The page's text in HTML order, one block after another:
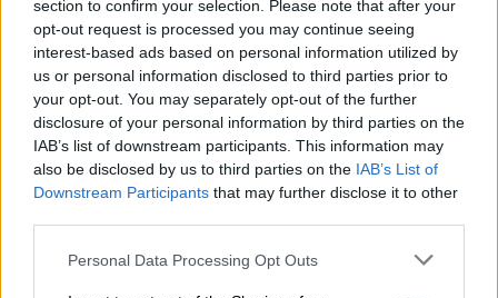
section to confirm your selection. Please note that after your
opt-out request is processed you may continue seeing
interest-based ads based on personal information utilized by
us or personal information disclosed to third parties prior to
your opt-out. You may separately opt-out of the further
disclosure of your personal information by third parties on the
IAB’s list of downstream participants. This information may
also be disclosed by us to third parties on the IAB’s List of
Downstream Participants that may further disclose it to other
Please note that this website/app uses one or more Google
Personal Data Processing Opt Outs
συναινετικό και λόγο ευθύνης.
Ομοίως συμμερίζεται την μεγάλη
προσπάθεια από μέρους των ιατρών και των
νοσηλευτώνμας για την αντιμετώπιση της
πανδημίαςκαι συμπαρίσταται τόσο
πρακτικά, όσο και ηθικά προτρέποντας
όλους να εμβολιαστούν σύμφωνα με τις
υποδείξεις της ιατρικής κοινότητας,
ελεύθερα και αβίαστα.